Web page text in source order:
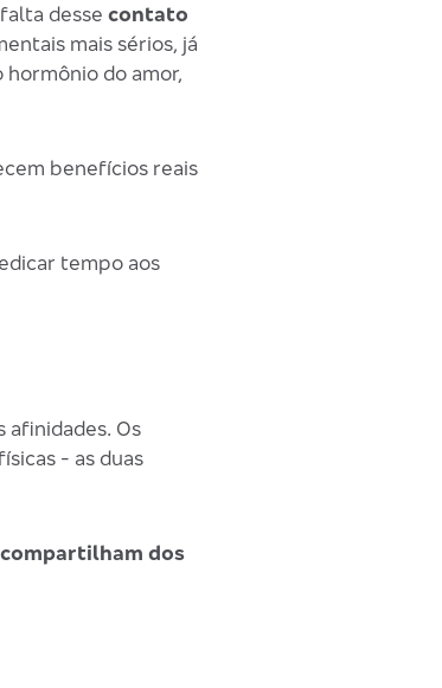
desse contato
mais sérios, já
do amor,
benefícios reais
tempo aos
afinidades. Os
- as duas
dos